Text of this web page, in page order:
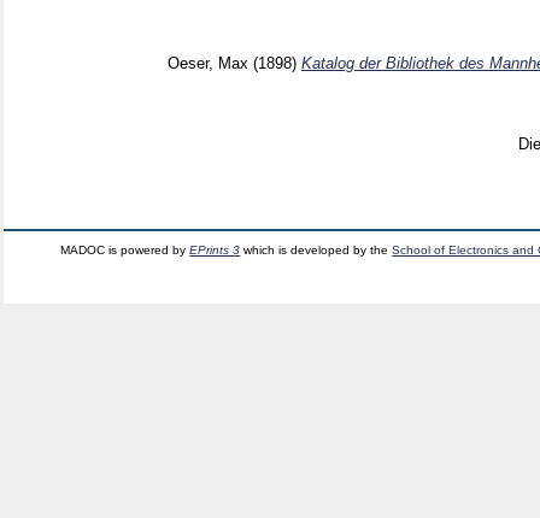
Oeser, Max (1898) Katalog der Bibliothek des
MADOC is powered byEPrints 3 which is developed by theSchool of Electronics and